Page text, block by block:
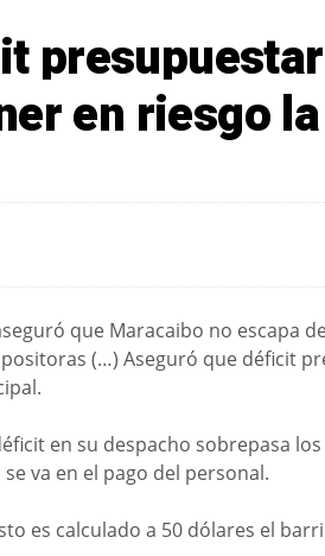
en riesgo
que Maracaibo no escapa
(…) Aseguró que déficit
en su despacho sobrepasa
va en el pago del personal.
es calculado a 50 dólares el